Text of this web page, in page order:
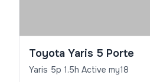
Toyota Yaris 5 Porte
Yaris 5p 1.5h Active my18